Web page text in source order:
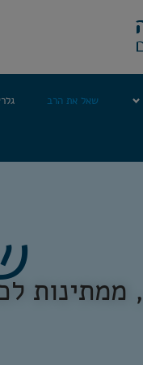
שאל את הרב
ממתינות